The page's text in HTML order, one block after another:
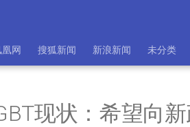
凰网 搜狐新闻 新浪新闻 未分类
现状：希望向